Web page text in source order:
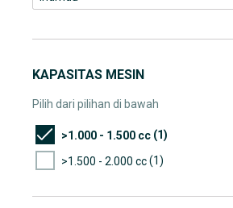
KAPASITAS MESIN
Pilih dari pilihan di bawah
>1.000 - 1.500 cc (1)
>1.500 - 2.000 cc(1)